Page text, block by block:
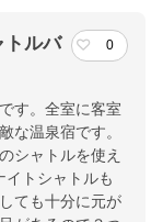
トルバ
0
す。全室に客室
な温泉宿です。
シャトルを使え
イトシャトルも
ても十分に元が